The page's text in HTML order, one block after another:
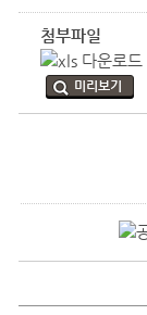
첨부파일
미리보기